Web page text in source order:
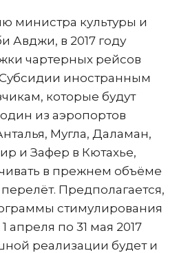
министра культуры и
Авджи, в 2017 году
чартерных рейсов
иностранным
которые будут
из аэропортов
Мугла, Даламан,
и Зафер в Кютахье,
в прежнем объёме
Предполагается,
стимулирования
апреля по 31 мая 2017
реализации будет и